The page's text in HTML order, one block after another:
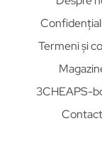
Termeni și
3CHEAPS-
Contact